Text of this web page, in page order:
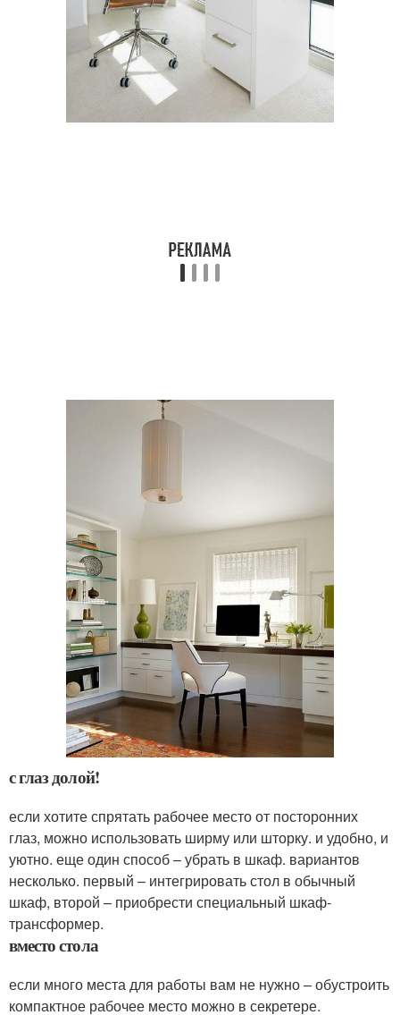
с глаз долой!
если хотите спрятать рабочее место от посторонних
глаз, можно использовать ширму или шторку. и удобно, и
уютно. еще один способ – убрать в шкаф. вариантов
несколько. первый – интегрировать стол в обычный
шкаф, второй – приобрести специальный шкаф-
трансформер.
вместо стола
если много места для работы вам не нужно – обустроить
компактное рабочее место можно в секретере.